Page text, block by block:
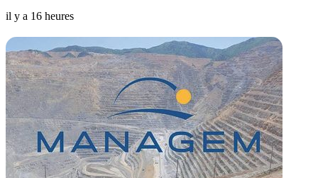
il y a 16 heures